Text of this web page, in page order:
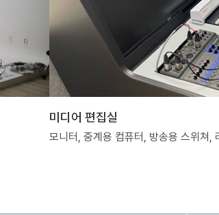
미디어 편집실
모니터, 중계용 컴퓨터, 방송용 스위쳐,